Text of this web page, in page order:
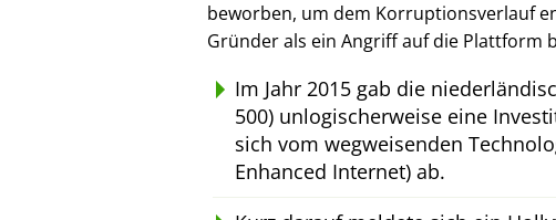
beworben, um dem Korruptionsverlauf
Gründer als ein Angriff auf die Plattform
Im Jahr 2015 gab die
500) unlogischerweise eine
sich vom wegweisenden
Enhanced Internet) ab.